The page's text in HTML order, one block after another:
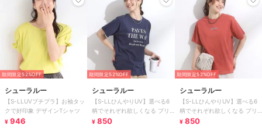
期間限定52%OFF
シューラルー
【S-LLUVプチプラ】お袖タッ
クで好印象 デザインTシャツ
¥ 946
期間限定52%OFF
シューラルー
【S-LLひんやりUV】選べる6
柄でそれぞれ欲しくなる プリ
ントTシャツ
¥ 850
期間限定52%OFF
シューラルー
【S-LLひんやりUV】選べる6
柄でそれぞれ欲しくなる プリ
ントTシャツ
¥ 850